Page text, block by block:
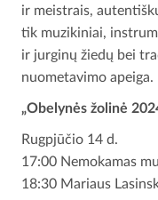
ir meistrais,
tik muzikiniai,
ir jurginų žiedų bei
nuometavimo apeiga.
„Obelynės žolinė
Rugpjūčio 14 d.
17:00 Nemokamas
18:30 Mariaus